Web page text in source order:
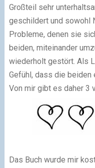
Großteil sehr
geschildert und sowohl
Probleme, denen sie
beiden, miteinander
wiederholt gestört. Als
Gefühl, dass die beiden
Von mir gibt es daher 3
Das Buch wurde mir